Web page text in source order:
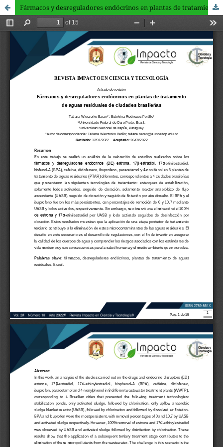
Fármacos y desreguladores endócrinos en plantas de tratamiento de aguas residuales de ciudades brasileñas